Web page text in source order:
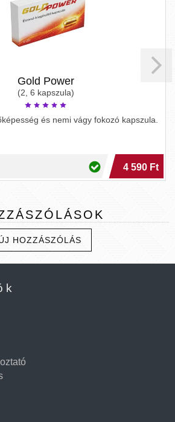
Gold Power
(2, 6 kapszula)
és nemi vágy fokozó kapszula.
4 590 Ft
HOZZÁSZÓLÁS